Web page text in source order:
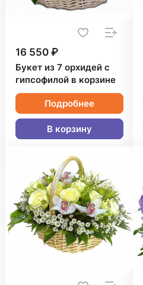
16 550 ₽
Букет из 7 орхидей с
гипсофилой в корзине
Подробнее
В корзину